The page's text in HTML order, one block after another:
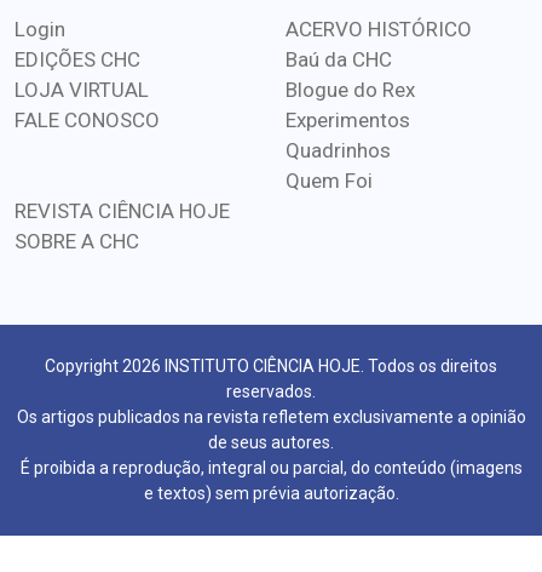
Login
EDIÇÕES CHC
LOJA VIRTUAL
FALE CONOSCO
ACERVO HISTÓRICO
Baú da CHC
Blogue do Rex
Experimentos
Quadrinhos
Quem Foi
REVISTA CIÊNCIA HOJE
SOBRE A CHC
Copyright 2026 INSTITUTO CIÊNCIA HOJE. Todos os direitos
reservados.
Os artigos publicados na revista refletem exclusivamente a opinião
de seus autores.
É proibida a reprodução, integral ou parcial, do conteúdo (imagens
e textos) sem prévia autorização.